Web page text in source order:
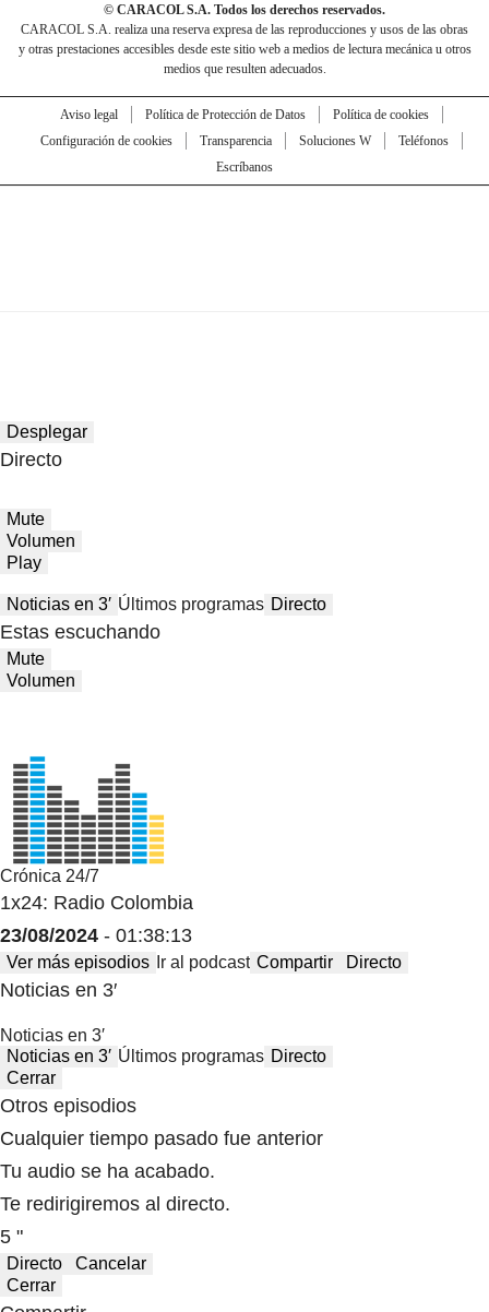
© CARACOL S.A. Todos los derechos reservados.
CARACOL S.A. realiza una reserva expresa de las reproducciones y usos de las obras
y otras prestaciones accesibles desde este sitio web a medios de lectura mecánica u otros
medios que resulten adecuados.
Aviso legal Política de Protección de Datos
Política de cookies
Configuración de cookies
Transparencia Soluciones W
Teléfonos
Escríbanos
Desplegar
Directo
Mute
Volumen
Play
Noticias en 3′ Últimos programas Directo
Estas escuchando
Mute
Volumen
Crónica 24/7
1x24: Radio Colombia
23/08/2024 - 01:38:13
Ver más episodios Ir al podcast Compartir Directo
Noticias en 3′
Noticias en 3′
Noticias en 3′ Últimos programas Directo
Cerrar
Otros episodios
Cualquier tiempo pasado fue anterior
Tu audio se ha acabado.
Te redirigiremos al directo.
5 "
Directo
Cancelar
Cerrar